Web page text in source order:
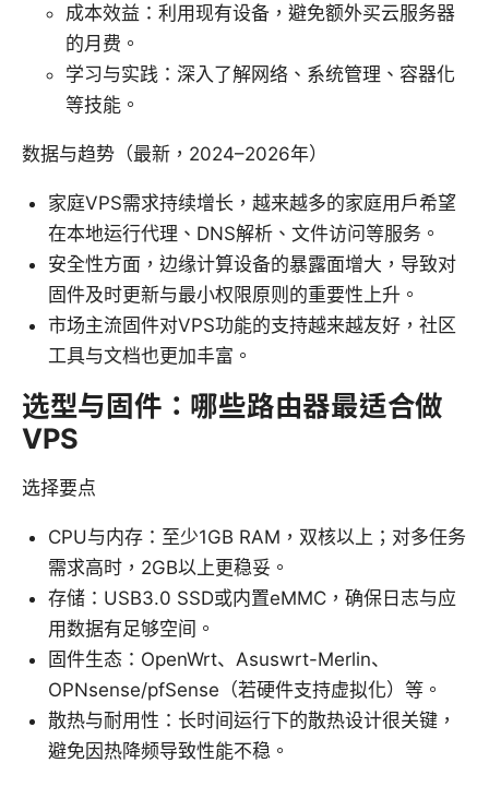
成本效益：利用现有设备，避免额外买云服务器
的月费。
学习与实践：深入了解网络、系统管理、容器化
等技能。
数据与趋势（最新，2024–2026年）
家庭VPS需求持续增长，越来越多的家庭用户希望
在本地运行代理、DNS解析、文件访问等服务。
安全性方面，边缘计算设备的暴露面增大，导致对
固件及时更新与最小权限原则的重要性上升。
市场主流固件对VPS功能的支持越来越友好，社区
工具与文档也更加丰富。
选型与固件：哪些路由器最适合做
VPS
选择要点
CPU与内存：至少1GB RAM，双核以上；对多任务
需求高时，2GB以上更稳妥。
存储：USB3.0 SSD或内置eMMC，确保日志与应
用数据有足够空间。
固件生态：OpenWrt、Asuswrt-Merlin、
OPNsense/pfSense（若硬件支持虚拟化）等。
散热与耐用性：长时间运行下的散热设计很关键，
避免因热降频导致性能不稳。